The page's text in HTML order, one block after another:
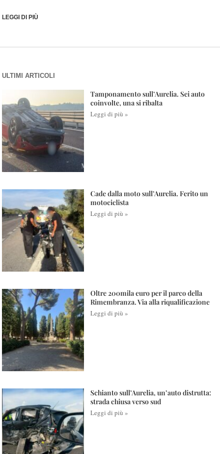
LEGGI DI PIÙ
ULTIMI ARTICOLI
Tamponamento sull’Aurelia. Sei auto
coinvolte, una si ribalta
Leggi di più »
Cade dalla moto sull’Aurelia. Ferito un
motociclista
Leggi di più »
Oltre 200mila euro per il parco della
Rimembranza. Via alla riqualificazione
Leggi di più »
Schianto sull’Aurelia, un’auto distrutta:
strada chiusa verso sud
Leggi di più »